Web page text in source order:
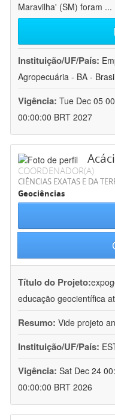
Maravilha' (SM) foram ...
Instituição/UF/País:
Agropecuária - BA - Brasil
Vigência: Tue Dec 05
00:00:00 BRT 2027
COORDENADOR(A)
CIÊNCIAS EXATAS E DA
Geociências
Título do Projeto:
educação geocientífica
Resumo: Vide projeto
Instituição/UF/País:
Vigência: Sat Dec 24
00:00:00 BRT 2026